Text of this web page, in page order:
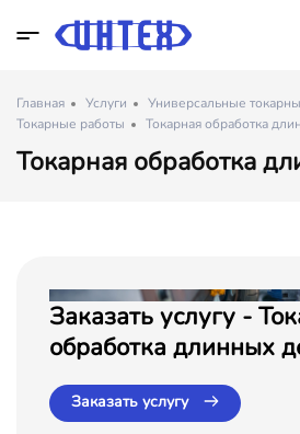
Главная Услуги
Универсальные
Токарные работы
Токарная обработка
Токарная обработка
Заказать услугу -
обработка длинных
Заказать услугу